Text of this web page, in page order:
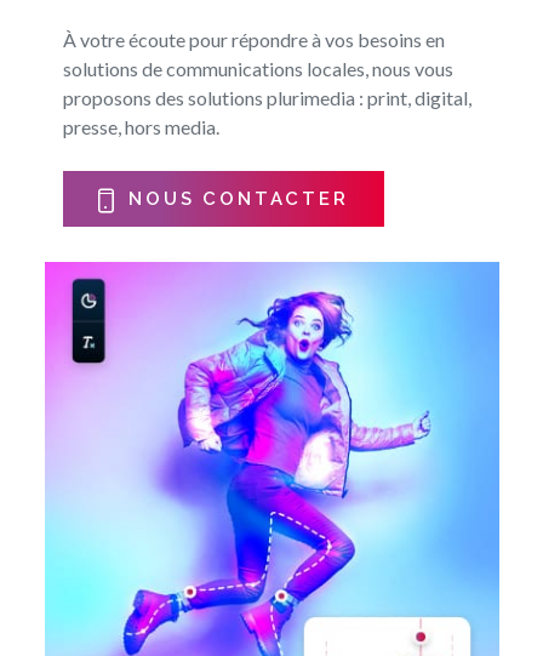
À votre écoute pour répondre à vos besoins en
solutions de communications locales, nous vous
proposons des solutions plurimedia : print, digital,
presse, hors media.
NOUS CONTACTER